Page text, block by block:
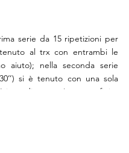
serie da 15 ripetizioni per
al trx con entrambi le
aiuto); nella seconda serie
si è tenuto con una sola
dimezzato) e per finire